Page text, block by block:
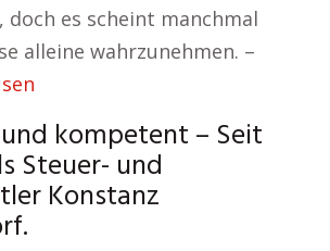
doch es scheint manchmal
alleine wahrzunehmen. –
kompetent – Seit
Steuer- und
Konstanz